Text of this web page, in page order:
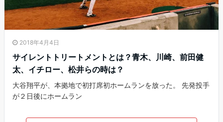
2018年4月4日
サイレントトリートメントとは？青木、川崎、前田健
太、イチロー、松井らの時は？
大谷翔平が、本拠地で初打席初ホームランを放った。 先発投手
が２日後にホームラン